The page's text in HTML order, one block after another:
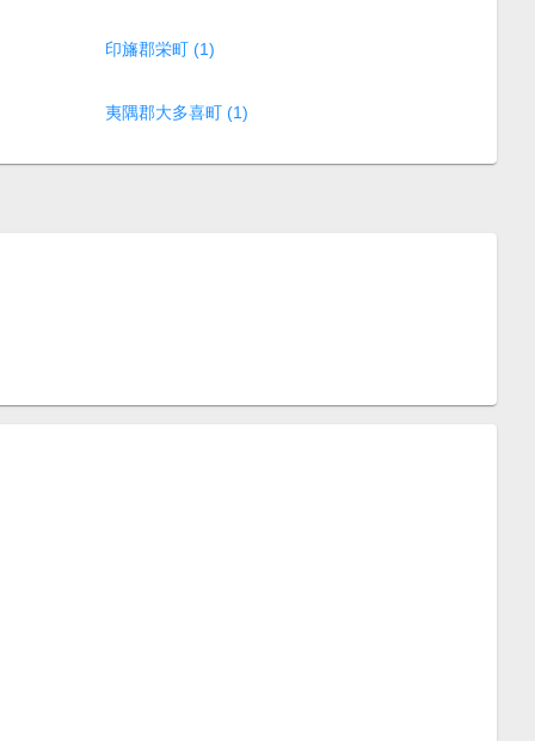
印旛郡栄町 (1)
夷隅郡大多喜町 (1)